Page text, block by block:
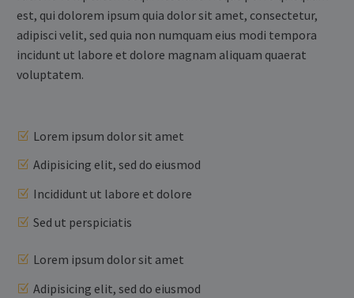
est, qui dolorem ipsum quia dolor sit amet, consectetur,
adipisci velit, sed quia non numquam eius modi tempora
incidunt ut labore et dolore magnam aliquam quaerat
voluptatem.
Lorem ipsum dolor sit amet
Adipisicing elit, sed do eiusmod
Incididunt ut labore et dolore
Sed ut perspiciatis
Lorem ipsum dolor sit amet
Adipisicing elit, sed do eiusmod